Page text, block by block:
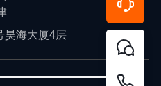
昊海大厦4层